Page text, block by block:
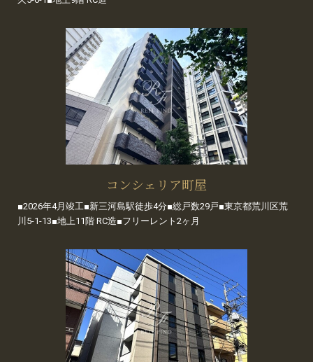
コンシェリア町屋
■2026年4月竣工■新三河島駅徒歩4分■総戸数29戸■東京都荒川区荒
川5-1-13■地上11階 RC造■フリーレント2ヶ月